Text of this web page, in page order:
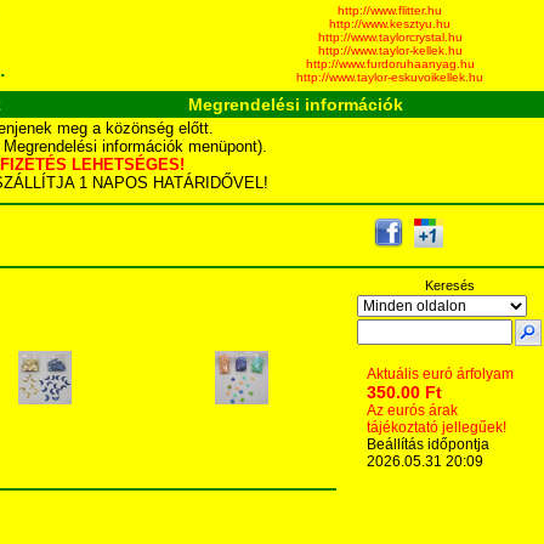
http://www.flitter.hu
http://www.kesztyu.hu
http://www.taylorcrystal.hu
http://www.taylor-kellek.hu
http://www.furdoruhaanyag.hu
http://www.taylor-eskuvoikellek.hu
Megrendelési információk
meg a közönség előtt.
információk menüpont).
LEHETSÉGES!
1 NAPOS HATÁRIDŐVEL!
Keresés
Aktuális euró árfolyam
350.00 Ft
Az eurós árak
tájékoztató jellegűek!
Beállítás időpontja
2026.05.31 20:09